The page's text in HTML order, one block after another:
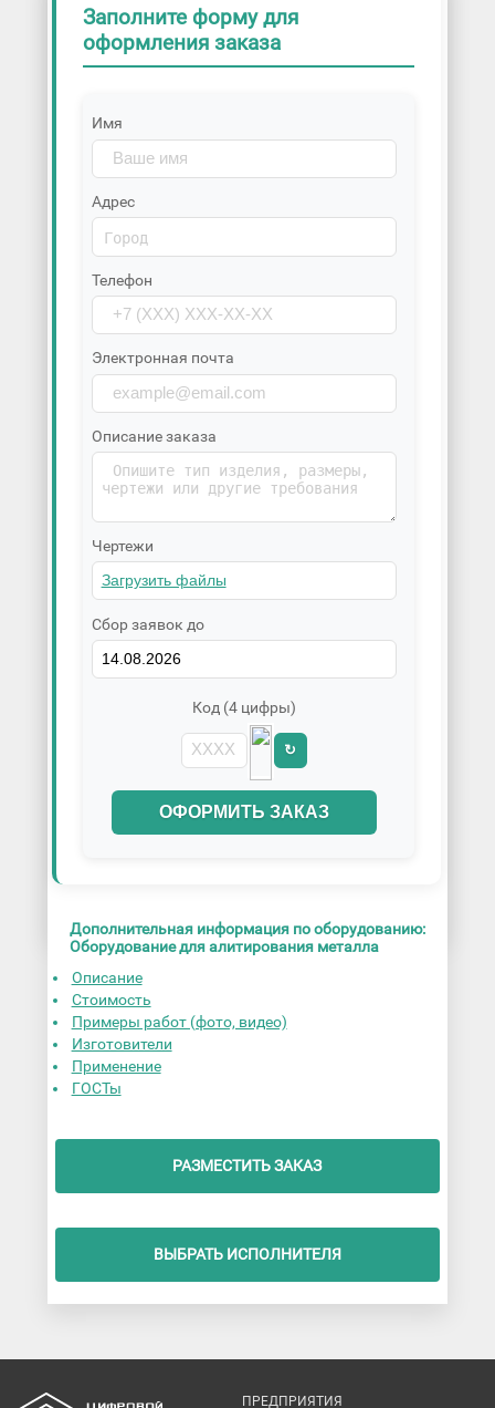
Заполните форму для
оформления заказа
Имя
Адрес
Телефон
Электронная почта
Описание заказа
Чертежи
Сбор заявок до
Код (4 цифры)
↻
ОФОРМИТЬ ЗАКАЗ
Дополнительная информация по оборудованию:
Оборудование для алитирования металла
Описание
Стоимость
Примеры работ (фото, видео)
Изготовители
Применение
ГОСТы
РАЗМЕСТИТЬ ЗАКАЗ
ВЫБРАТЬ ИСПОЛНИТЕЛЯ
ПРЕДПРИЯТИЯ